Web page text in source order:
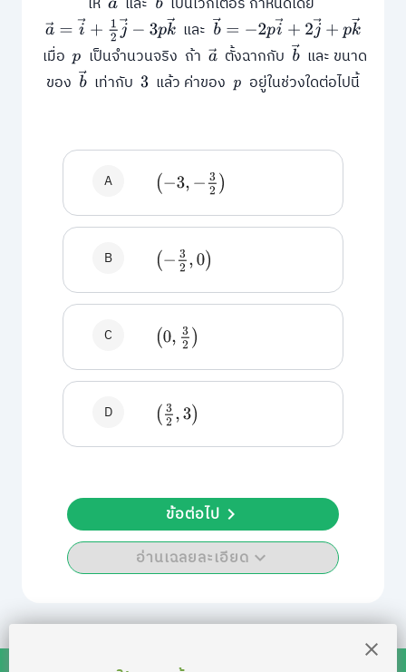
a→
a→= → +1 2j→ −3pk→และ b→= −2pi→ +2 →+ pk→
เมื่อp เป็นจำนวนจริง ถ้า a→
ตั้งฉากกับ b→
และ ขนาด
ของ b→
เท่ากับ 3 แล้ว ค่าของp อยู่ในช่วงใดต่อไปนี้
A (−3,−32)
B (−32,0)
C (0,3 2)
D (32,3)
อ่านเฉลยละเอียด
ข้อต่อไป